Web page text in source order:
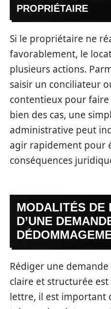
PROPRIÉTAIRE
Si le propriétaire ne
favorablement, le
plusieurs actions.
saisir un conciliateur
contentieux pour
bien des cas, une
administrative peut
agir rapidement pour
conséquences
MODALITÉS DE
D’UNE
Rédiger une
claire et structurée
lettre, il est important